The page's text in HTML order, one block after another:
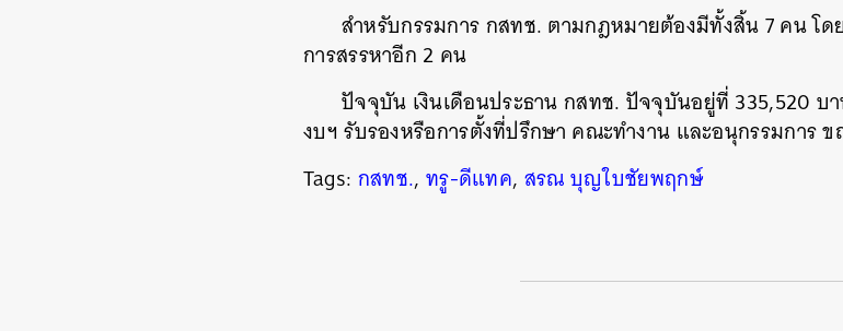
สำหรับกรรมการ กสทช. ตามกฎหมายต้องมีทั้งสิ้น 7 คน โ
การสรรหาอีก 2 คน
ปัจจุบัน เงินเดือนประธาน กสทช. ปัจจุบันอยู่ที่ 335,520 บ
งบฯ รับรองหรือการตั้งที่ปรึกษา คณะทำงาน และอนุกรรมกา
Tags: กสทช., ทรู-ดีแทค, สรณ บุญใบชัยพฤกษ์